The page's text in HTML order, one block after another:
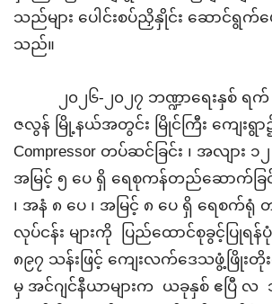
သည်များ ပေါင်းစပ်ညှိနှိုင်း ဆောင်ရွက်ပ
သည်။
၂၀၂၆-၂၀၂၇ ဘဏ္ဍာ‌ရေးနှစ် ရက် ၁
ဇလွန် မြို့နယ်အတွင်း မြိုင်ကြီး ကျေးရွာ
Compressor တပ်ဆင်ခြင်း ၊ အလျား ၁
အမြင့် ၅ ပေ ရှိ‌ ရေစုကန်တည်ဆောက်ခြင်
၊ အနံ ၈ ပေ ၊ အမြင့် ၈ ပေ ရှိ ရေစက်ရုံ
လုပ်ငန်း များကို ပြည်ထောင်စုခွင့်ပြုရန်
၈၉၇ သန်းဖြင့် ကျေးလက်ဒေသဖွံ့ဖြိုးတိုး
မှ အင်ဂျင်နီယာများက ယခုနှစ် ဧပြီ လ